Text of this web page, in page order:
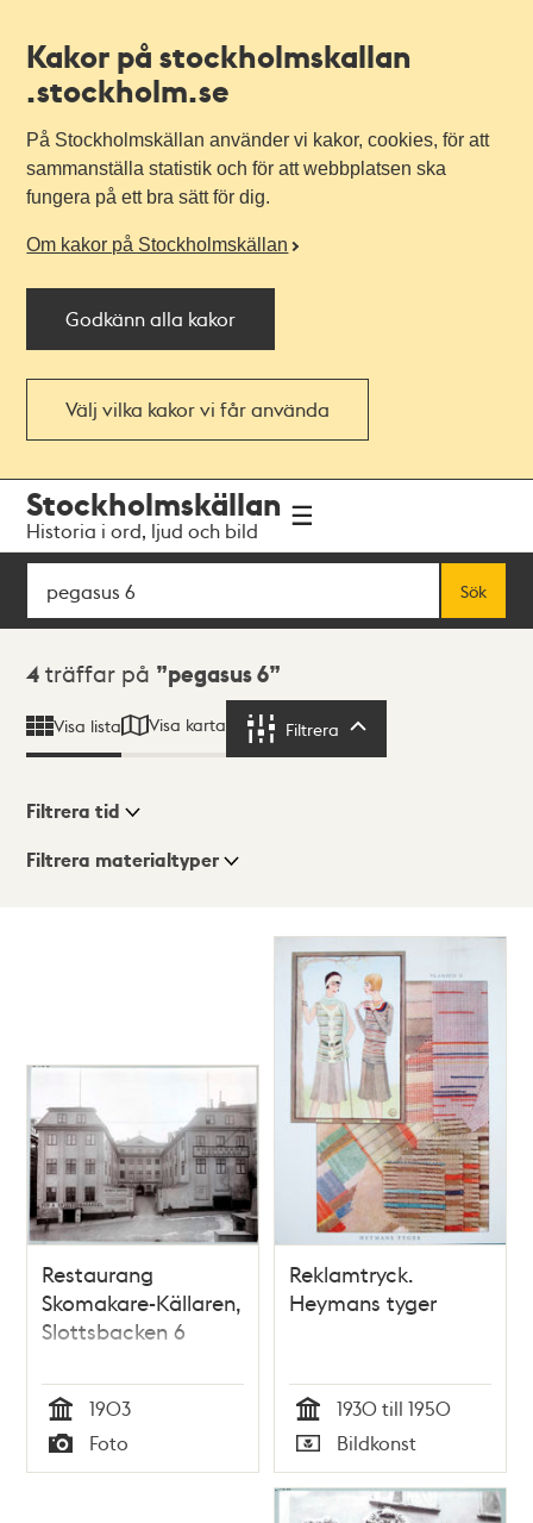
Kakor på stockholmskallan
.stockholm.se
På Stockholmskällan använder vi kakor, cookies, för att
sammanställa statistik och för att webbplatsen ska
fungera på ett bra sätt för dig.
Om kakor på Stockholmskällan
Godkänn alla kakor
Välj vilka kakor vi får använda
navigationen
huvudinnehållet
Stockholmskällan
Historia i ord, ljud och bild
Sök
Sök
Sökresultat
4 träffar på pegasus 6
Visa lista Visa karta Filtrera
Visningsläge
Filtrera tid
Filtrera materialtyper
Restaurang
Skomakare-Källaren,
Slottsbacken 6
Tid
1903
Typ
Foto
Reklamtryck.
Heymans tyger
Tid
1930 till 1950
Typ
Bildkonst